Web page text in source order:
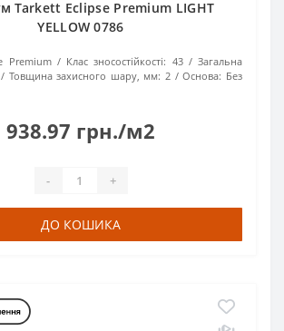
Tarkett Eclipse Premium LIGHT
YELLOW 0786
Premium Клас зносостійкості: 43
Загальна
Товщина захисного шару, мм: 2 Основа: Без
938.97 грн./м2
- +
ДО КОШИКА